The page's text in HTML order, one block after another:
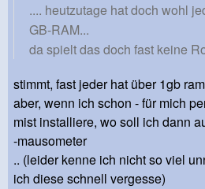
.... heutzutage hat doch wohl
GB-RAM...
da spielt das doch fast keine
stimmt, fast jeder hat über 1gb
aber, wenn ich schon - für mich
mist installiere, wo soll ich dann
-mausometer
.. (leider kenne ich nicht so viel
ich diese schnell vergesse)